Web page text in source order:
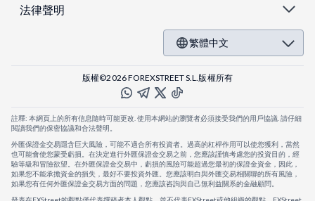
法律聲明
繁體中文
版權©2026 FOREXSTREET S.L.版權所有
註釋: 本網頁上的所有信息隨時可能更改. 使用本網站的瀏覽者必須接受我們的用戶協議. 請仔細
閱讀我們的保密協議和合法聲明。
外匯保證金交易隱含巨大風險，可能不適合所有投資者。過高的杠桿作用可以使您獲利，當然
也可能會使您蒙受虧損。在決定進行外匯保證金交易之前，您應該謹慎考慮您的投資目的，經
驗等級和冒險欲望。在外匯保證金交易中，虧損的風險可能超過您最初的保證金資金，因此，
如果您不能承擔資金的損失，最好不要投資外匯。您應該明白與外匯交易相關聯的所有風險，
如果您有任何外匯保證金交易方面的問題，您應該咨詢與自己無利益關系的金融顧問。